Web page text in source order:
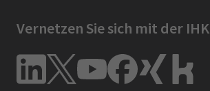
Vernetzen Sie sich mit der IHK